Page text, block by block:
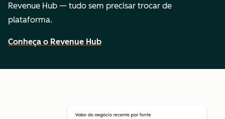
Revenue Hub — tudo sem precisar trocar de
plataforma.
Conheça o Revenue Hub